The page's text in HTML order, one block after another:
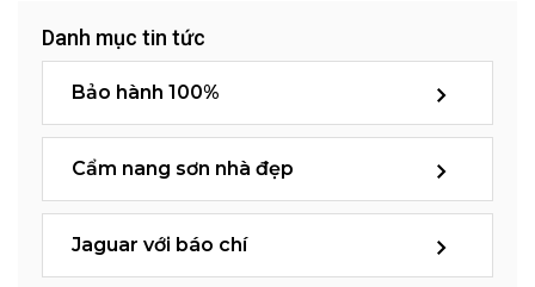
Danh mục tin tức
Bảo hành 100%
Cẩm nang sơn nhà đẹp
Jaguar với báo chí